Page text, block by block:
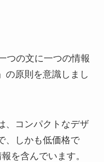
つの文に一つの情報
の原則を意識しまし
、コンパクトなデザ
、しかも低価格で
を含んでいます。